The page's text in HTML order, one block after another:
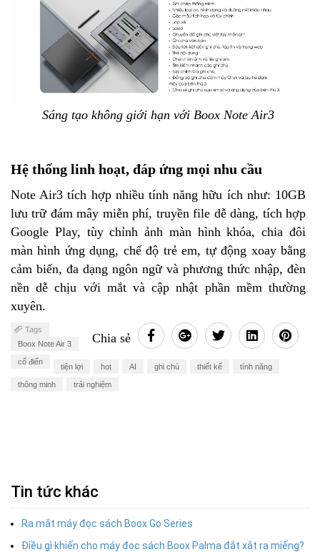
Sáng tạo không giới hạn với Boox Note Air3
Hệ thống linh hoạt, đáp ứng mọi nhu cầu
Note Air3 tích hợp nhiều tính năng hữu ích như: 10GB
lưu trữ đám mây miễn phí, truyền file dễ dàng, tích hợp
Google Play, tùy chỉnh ảnh màn hình khóa, chia đôi
màn hình ứng dụng, chế độ trẻ em, tự động xoay bằng
cảm biến, đa dạng ngôn ngữ và phương thức nhập, đèn
nền dễ chịu với mắt và cập nhật phần mềm thường
xuyên.
Chia sẻ
Tags
Boox Note Air 3
cổ điển
tiện lợi hot AI ghi chú thiết kế tính năng
thông minh trải nghiệm
Tin tức khác
Ra mắt máy đọc sách Boox Go Series
Điều gì khiến cho máy đọc sách Boox Palma đắt xắt ra miếng?